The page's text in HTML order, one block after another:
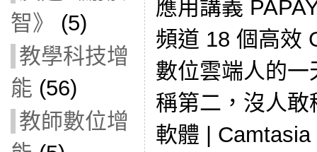
智》
(5)
教學科技增
能 (56)
教師數位增
應用講義
頻道 18 個高效
數位雲端人的
稱第二，沒人
軟體 |